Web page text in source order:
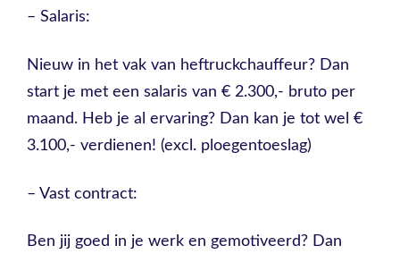
– Salaris:
Nieuw in het vak van heftruckchauffeur? Dan
start je met een salaris van € 2.300,- bruto per
maand. Heb je al ervaring? Dan kan je tot wel €
3.100,- verdienen! (excl. ploegentoeslag)
– Vast contract:
Ben jij goed in je werk en gemotiveerd? Dan